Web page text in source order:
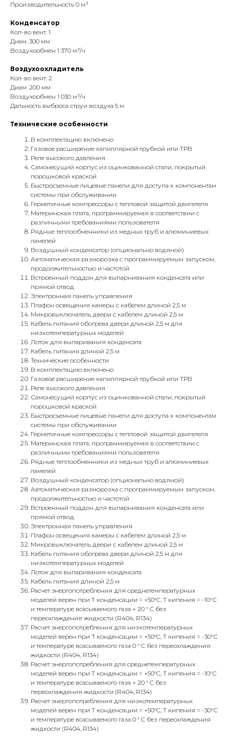
Производительность 0 м³
Конденсатор
Кол-во вент. 1
Диам. 300 мм
Воздухообмен 1 370 м³/ч
Воздухоохладитель
Кол-во вент. 2
Диам. 200 мм
Воздухообмен 1 030 м³/ч
Дальность выброса струи воздуха 5 м
Технические особенности
В комплектацию включено
Газовое расширение капиллярной трубкой или ТРВ
Реле высокого давления
Самонесущий корпус из оцинкованной стали, покрытый
порошковой краской
Быстросъемные лицевые панели для доступа к компонентам
системы при обслуживании
Герметичные компрессоры с тепловой защитой двигателя
Материнская плата, программируемая в соответствии с
различными требованиями пользователя
Рядные теплообменники из медных труб и алюминиевых
ламелей
Воздушный конденсатор (опционально водяной)
Автоматическая разморозка с программируемым запуском,
продолжительностью и частотой
Встроенный поддон для выпарнивания конденсата или
прямой отвод
Электронная панель управления
Плафон освещения камеры с кабелем длиной 2,5 м
Микровыключатель двери с кабелем длиной 2,5 м
Кабель питания обогрева двери длиной 2,5 м для
низкотемпературных моделей
Лоток для выпаривания конденсата
Кабель питания длиной 2,5 м
Технические особенности
В комплектацию включено
Газовое расширение капиллярной трубкой или ТРВ
Реле высокого давления
Самонесущий корпус из оцинкованной стали, покрытый
порошковой краской
Быстросъемные лицевые панели для доступа к компонентам
системы при обслуживании
Герметичные компрессоры с тепловой защитой двигателя
Материнская плата, программируемая в соответствии с
различными требованиями пользователя
Рядные теплообменники из медных труб и алюминиевых
ламелей
Воздушный конденсатор (опционально водяной)
Автоматическая разморозка с программируемым запуском,
продолжительностью и частотой
Встроенный поддон для выпарнивания конденсата или
прямой отвод
Электронная панель управления
Плафон освещения камеры с кабелем длиной 2,5 м
Микровыключатель двери с кабелем длиной 2,5 м
Кабель питания обогрева двери длиной 2,5 м для
низкотемпературных моделей
Лоток для выпаривания конденсата
Кабель питания длиной 2,5 м
Расчет энергопотребления для среднетемпературных
моделей верен при Т конденсации = +50°C, Т кипения = -10°С
и температуре всасываемого газа + 20 ° C без
переохлаждения жидкости (R404, R134)
Расчет энергопотребления для низкотемпературных
моделей верен при Т конденсации = +50°C, Т кипения = -30°С
и температуре всасываемого газа 0 ° C без переохлаждения
жидкости (R404, R134)
Расчет энергопотребления для среднетемпературных
моделей верен при Т конденсации = +50°C, Т кипения = -10°С
и температуре всасываемого газа + 20 ° C без
переохлаждения жидкости (R404, R134)
Расчет энергопотребления для низкотемпературных
моделей верен при Т конденсации = +50°C, Т кипения = -30°С
и температуре всасываемого газа 0 ° C без переохлаждения
жидкости (R404, R134)